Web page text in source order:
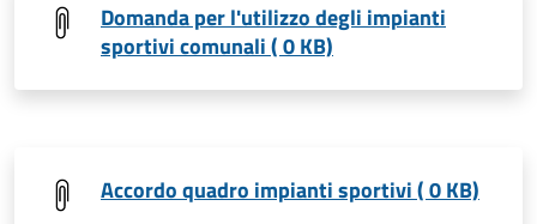
Domanda per l'utilizzo degli impianti
sportivi comunali ( 0 KB)
Accordo quadro impianti sportivi ( 0 KB)